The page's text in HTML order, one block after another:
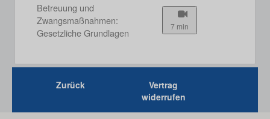
Betreuung und
Zwangsmaßnahmen:
Gesetzliche Grundlagen
7 min
Zurück
Vertrag
widerrufen